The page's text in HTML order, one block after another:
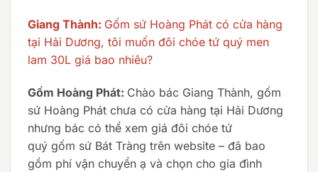
Giang Thành: Gốm sứ Hoàng Phát có cửa hàng
tại Hải Dương, tôi muốn đôi chóe tứ quý men
lam 30L giá bao nhiêu?
Gốm Hoàng Phát: Chào bác Giang Thành, gốm
sứ Hoàng Phát chưa có cửa hàng tại Hải Dương
nhưng bác có thể xem giá đôi chóe tứ
quý gốm sứ Bát Tràng trên website – đã bao
gồm phí vận chuyển ạ và chọn cho gia đình